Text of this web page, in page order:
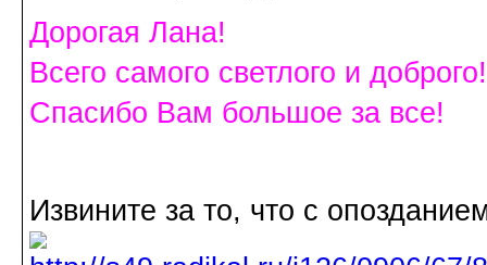
Дорогая Лана!
Всего самого светлого и доброго!
Спасибо Вам большое за все!
Извините за то, что с